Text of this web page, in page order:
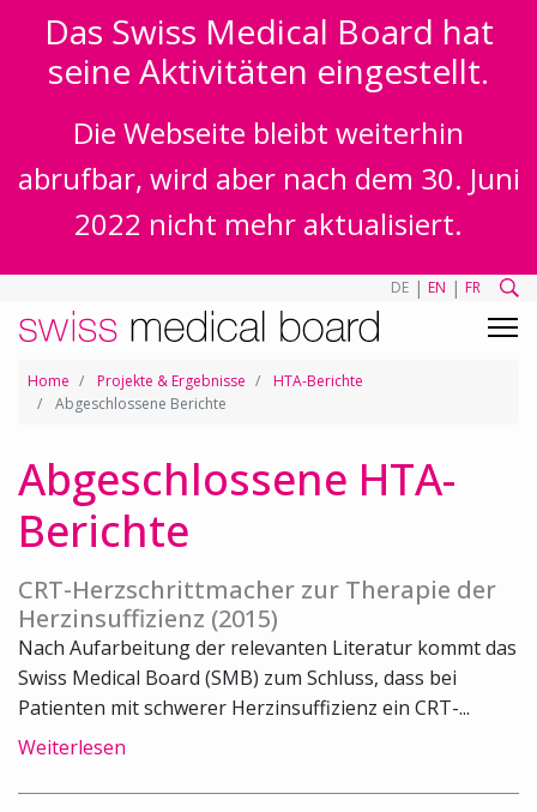
Das Swiss Medical Board hat
seine Aktivitäten eingestellt.
Die Webseite bleibt weiterhin
abrufbar, wird aber nach dem 30. Juni
2022 nicht mehr aktualisiert.
DE | EN | FR
Home Projekte & Ergebnisse
HTA-Berichte
Abgeschlossene Berichte
Abgeschlossene HTA-
Berichte
CRT-Herzschrittmacher zur Therapie der
Herzinsuffizienz (2015)
Nach Aufarbeitung der relevanten Literatur kommt das
Swiss Medical Board (SMB) zum Schluss, dass bei
Patienten mit schwerer Herzinsuffizienz ein CRT-...
Weiterlesen